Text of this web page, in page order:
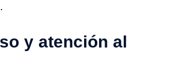
y atención al